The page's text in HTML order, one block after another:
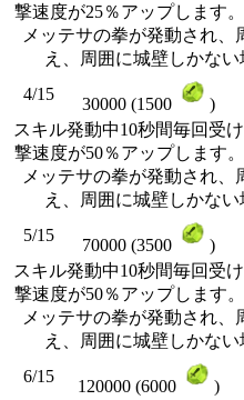
撃速度が25％アップします
メッテサの拳が発動され、
え、周囲に城壁しかな
4/15
30000 (1500 )
スキル発動中10秒間毎回受
撃速度が50％アップします
メッテサの拳が発動され、
え、周囲に城壁しかな
5/15
70000 (3500 )
スキル発動中10秒間毎回受
撃速度が50％アップします
メッテサの拳が発動され、
え、周囲に城壁しかな
6/15
120000 (6000 )